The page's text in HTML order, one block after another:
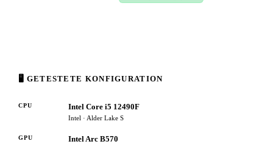
🖥 GETESTETE KONFIGURATION
CPU Intel Core i5 12490F
Intel · Alder Lake S
GPU Intel Arc B570